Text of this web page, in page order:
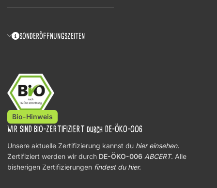
SONDERÖFFNUNGSZEITEN
Bio-Hinweis
WIR SIND BIO-ZERTIFIZIERT durch DE-ÖKO-006
Unsere aktuelle Zertifizierung kannst du hier einsehen.
Zertifiziert werden wir durch DE-ÖKO-006 ABCERT. Alle
bisherigen Zertifizierungen findest du hier.